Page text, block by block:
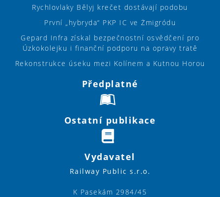
Rychlovlaky Bělyj krečet dostávají podobu
První „hybryda“ PKP IC ve Żmigródu
Gepard Infra získal bezpečnostní osvědčení pro
Úzkokolejku i finanční podporu na opravy tratě
Rekonstrukce úseku mezi Kolínem a Kutnou Horou
Předplatné
Ostatní publikace
Vydavatel
Railway Public s.r.o.
K Pasekám 2984/45